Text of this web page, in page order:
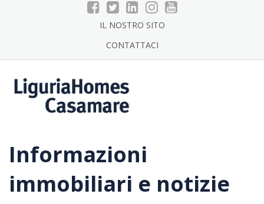
IL NOSTRO SITO
CONTATTACI
Informazioni
immobiliari e notizie